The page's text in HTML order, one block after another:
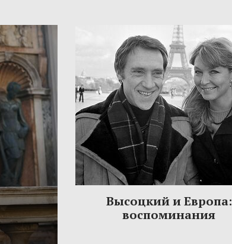
Высоцкий и Европа:
воспоминания